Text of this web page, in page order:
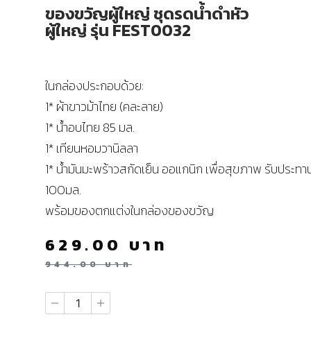
ของขวัญผู้ใหญ่ ชุดรดน้ำดำหัว
ผู้ใหญ่ รุ่น FEST0032
ในกล่องประกอบด้วย:
1* ผ้าขาวม้าไทย (คละลาย)
1* น้ำอบไทย 85 มล.
1* เทียนหอมวานิลลา
1* น้ำมันมะพร้าวสกัดเย็น ออแกนิก เพื่อสุขภาพ รับประทา
100มล.
พร้อมของตกแต่งในกล่องของขวัญ
944.00บาท
629.00 บาท